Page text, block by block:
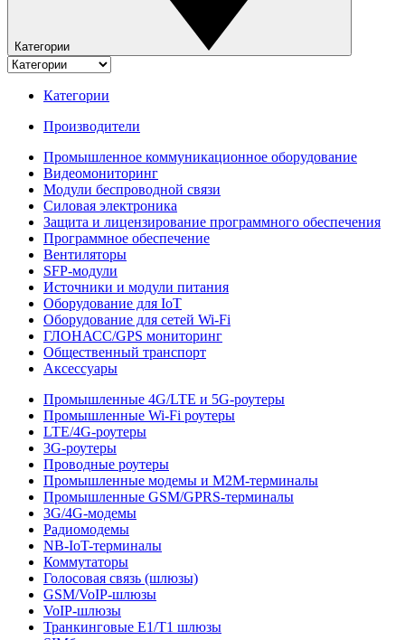
Категории
Категории
Производители
Промышленное коммуникационное оборудование
Видеомониторинг
Модули беспроводной связи
Силовая электроника
Защита и лицензирование программного обеспечения
Программное обеспечение
Вентиляторы
SFP-модули
Источники и модули питания
Оборудование для IoT
Оборудование для сетей Wi-Fi
ГЛОНАСС/GPS мониторинг
Общественный транспорт
Аксессуары
Промышленные 4G/LTE и 5G-роутеры
Промышленные Wi-Fi роутеры
LTE/4G-роутеры
3G-роутеры
Проводные роутеры
Промышленные модемы и M2M-терминалы
Промышленные GSM/GPRS-терминалы
3G/4G-модемы
Радиомодемы
NB-IoT-терминалы
Коммутаторы
Голосовая связь (шлюзы)
GSM/VoIP-шлюзы
VoIP-шлюзы
Транкинговые E1/T1 шлюзы